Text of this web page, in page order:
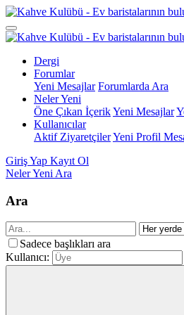
Dergi
Forumlar
Yeni Mesajlar Forumlarda Ara
Neler Yeni
Öne Çıkan İçerikYeni Mesajlar
Kullanıcılar
Aktif ZiyaretçilerYeni Profil
Giriş Yap Kayıt Ol
Neler Yeni Ara
Ara
Sadece başlıkları ara
Kullanıcı: